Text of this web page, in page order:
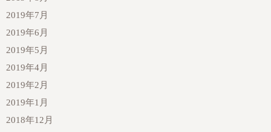
2019年7月
2019年6月
2019年5月
2019年4月
2019年2月
2019年1月
2018年12月